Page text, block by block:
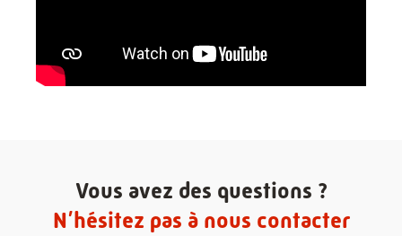
Vous avez des questions ?
N’hésitez pas à nous contacter